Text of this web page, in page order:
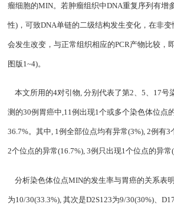
瘤细胞的MIN。若肿瘤组织中DNA重复序列有增
性) ，可致DNA单链的二级结构发生变化，在非变
会发生改变，与正常组织相应的PCR产物比较，
图版1~4)。
本文所用的4对引物,分别代表了第2、5、 17号
测的30例胃癌中,11例出现1个或多个染色体位点
36.7%。其中, 1例全部位点均有异常(3%), 2例有3
2个位点的异常(16.7%), 3例只出现1个位点的异常
分析染色体位点MIN的发生率与胃癌的关系表
为10/30(33.3%),其次是D2S123为9/30(30%)、